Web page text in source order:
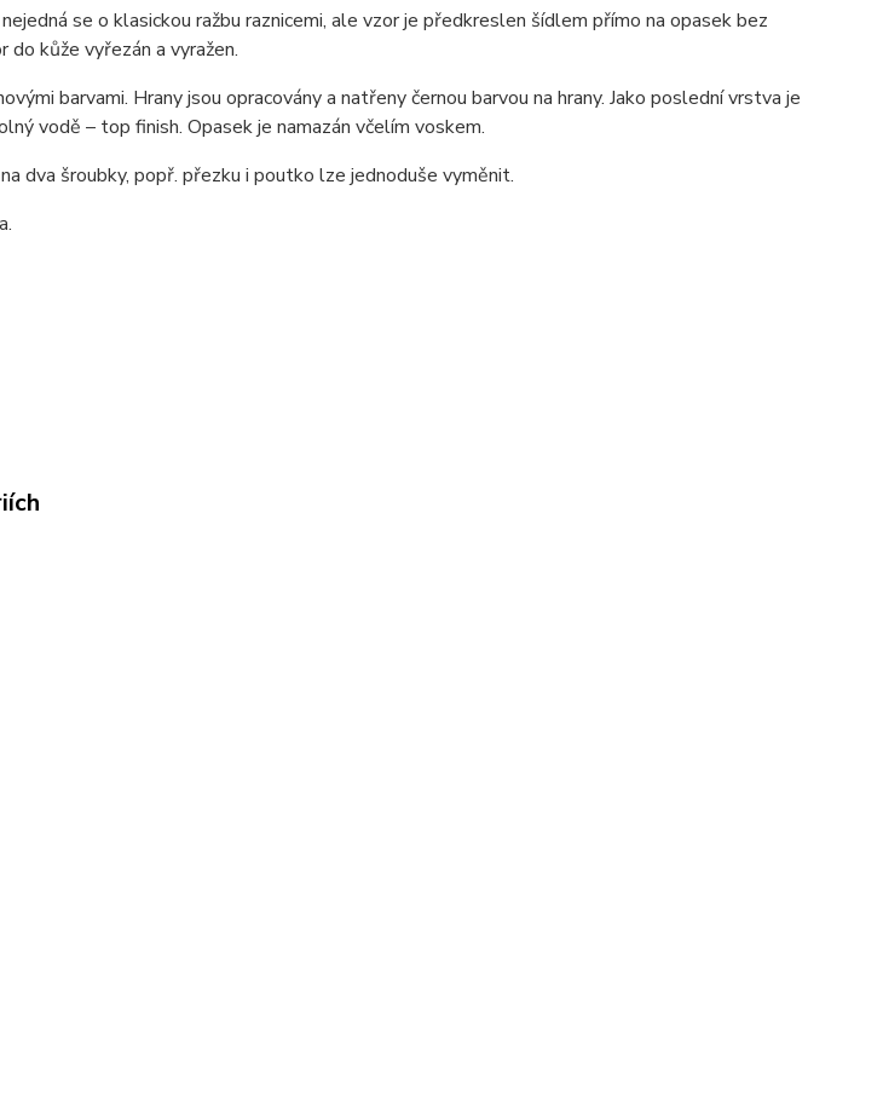
se o klasickou ražbu raznicemi, ale vzor je předkreslen šídlem přímo na opasek bez
do kůže vyřezán a vyražen.
barvami. Hrany jsou opracovány a natřeny černou barvou na hrany. Jako poslední vrstva je
vodě – top finish. Opasek je namazán včelím voskem.
dva šroubky, popř. přezku i poutko lze jednoduše vyměnit.